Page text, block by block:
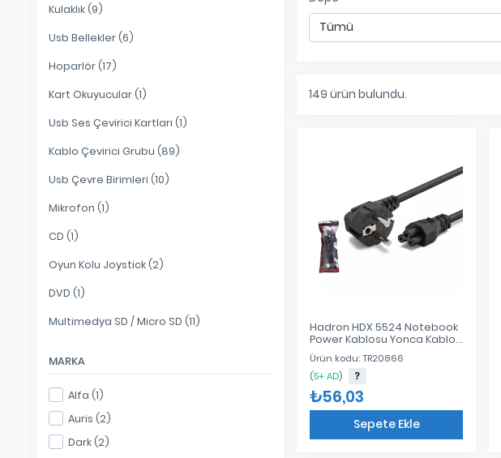
Kulaklık (9)
Usb Bellekler (6)
Hoparlör (17)
Kart Okuyucular (1)
Usb Ses Çevirici Kartları (1)
Kablo Çevirici Grubu (89)
Usb Çevre Birimleri (10)
Mikrofon (1)
CD (1)
Oyun Kolu Joystick (2)
DVD (1)
Multimedya SD / Micro SD (11)
MARKA
Alfa (1)
Auris (2)
Dark (2)
149 ürün bulundu.
Hadron HDX 5524 Notebook
Power Kablosu Yonca Kablo
0.75mm 1.2mt 500W
AMBALAJLI
Ürün kodu: TR20866
(5+ AD)
₺56,03
Sepete Ekle